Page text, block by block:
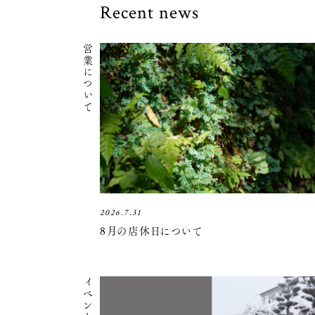
Recent news
2026.7.31
営業について
8月の店休日について
イベント